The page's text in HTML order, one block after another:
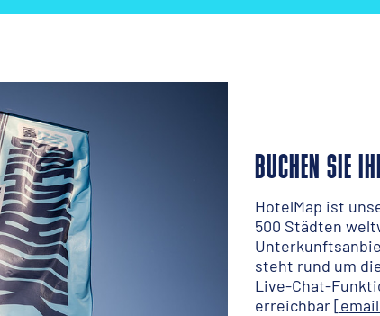
BUCHEN SIE
HotelMap ist
500 Städten
steht rund um
Live-Chat-
erreichbar